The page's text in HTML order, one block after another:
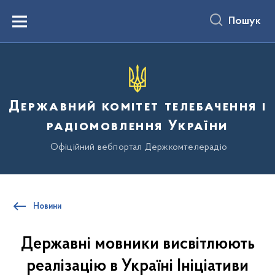
вмістуMenu Пошук
Державний комітет телебачення і
радіомовлення України
Офіційний вебпортал Держкомтелерадіо
Новини
Державні мовники висвітлюють
реалізацію в Україні Ініціативи